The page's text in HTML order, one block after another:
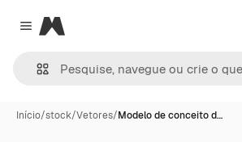
Close menu
Magnific
Início/stock/Vetores/Modelo de conceito d…